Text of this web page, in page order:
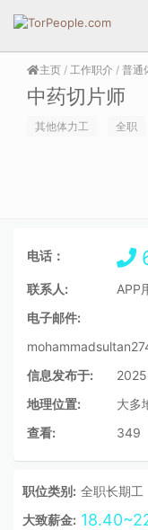
主页 / 工作职介 / 普通
中药切片师
其他体力工 全职
电话：
联系人:
APP
电子邮件:
信息发布于:
地理位置:
大多
查看:
349
职位类别: 全职长期工
大致薪金: